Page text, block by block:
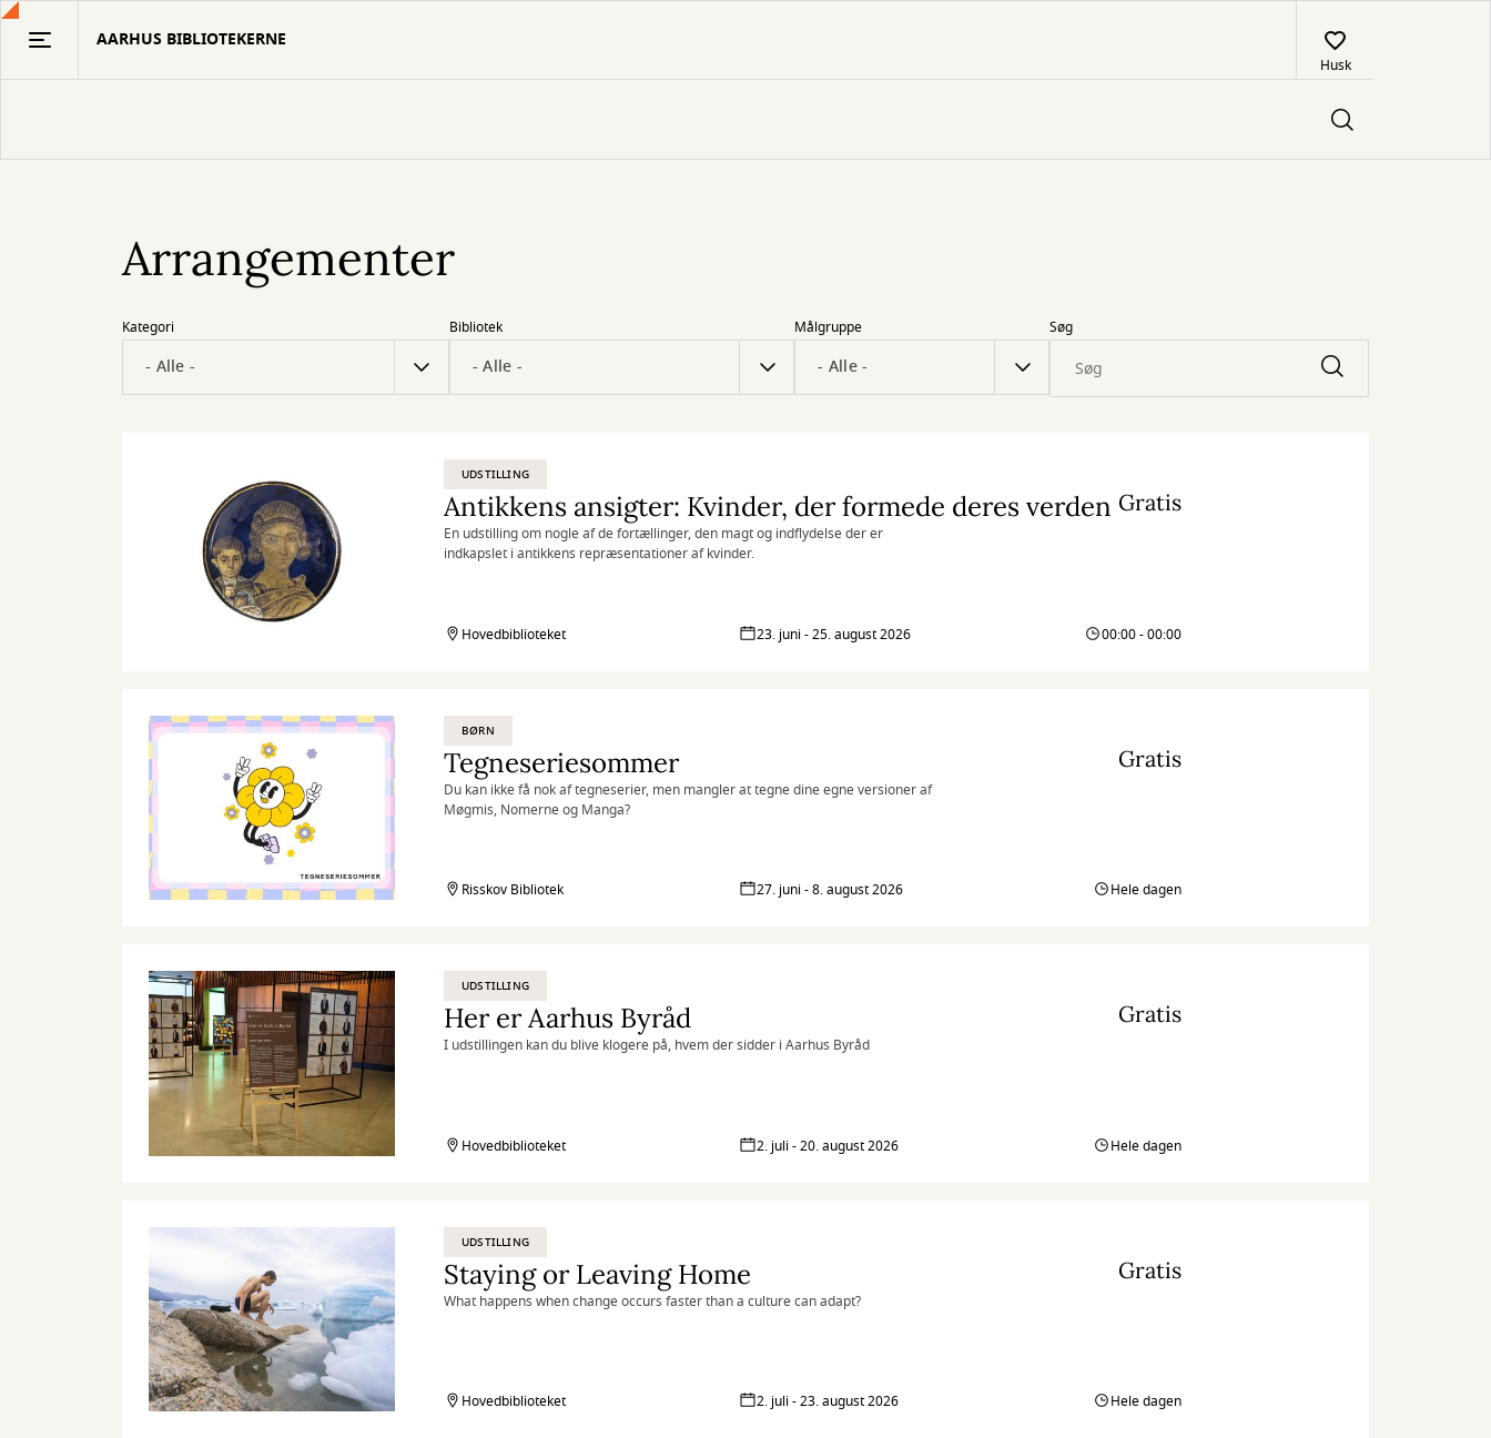
Gå
AARHUS BIBLIOTEKERNE
Husk
Arrangementer
Kategori Bibliotek Målgruppe Søg
UDSTILLING
Antikkens ansigter: Kvinder, der formede deres verden
En udstilling om nogle af de fortællinger, den magt og indflydelse der er
indkapslet i antikkens repræsentationer af kvinder.
Gratis
Hovedbiblioteket 23. juni - 25. august 2026 00:00 - 00:00
BØRN
Tegneseriesommer
Du kan ikke få nok af tegneserier, men mangler at tegne dine egne versioner af
Møgmis, Nomerne og Manga?
Gratis
Risskov Bibliotek 27. juni - 8. august 2026 Hele dagen
UDSTILLING
Her er Aarhus Byråd
I udstillingen kan du blive klogere på, hvem der sidder i Aarhus Byråd
Gratis
Hovedbiblioteket 2. juli - 20. august 2026 Hele dagen
UDSTILLING
Staying or Leaving Home
What happens when change occurs faster than a culture can adapt?
Gratis
Hovedbiblioteket 2. juli - 23. august 2026 Hele dagen